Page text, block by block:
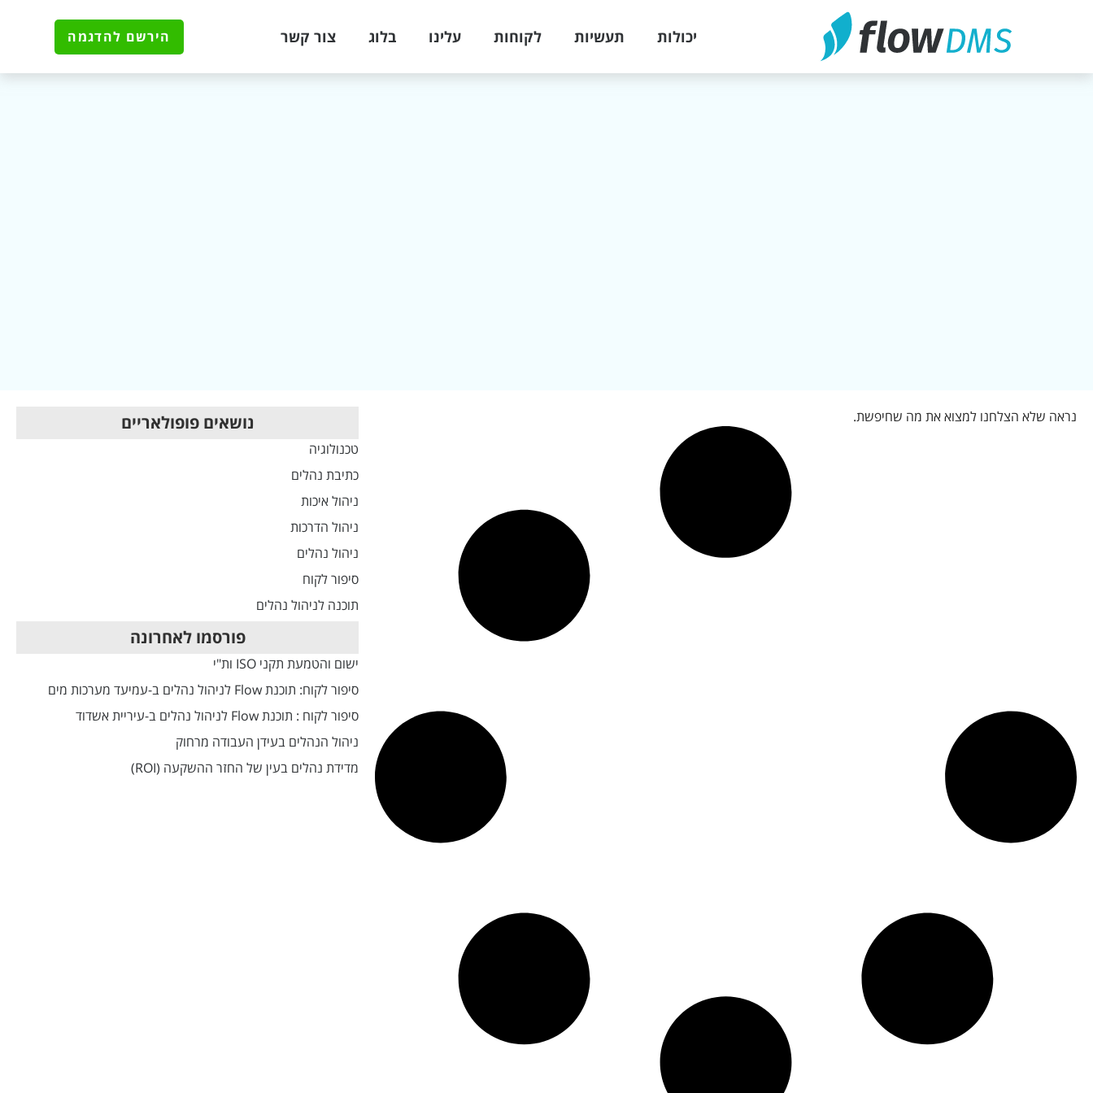
יכולות תעשיות לקוחות עלינו בלוג צור קשר הירשם להדגמה
נראה שלא הצלחנו למצוא את מה שחיפשת. נושאים פופולאריים
טכנולוגיה
כתיבת נהלים
ניהול איכות
ניהול הדרכות
ניהול נהלים
סיפור לקוח
תוכנה לניהול נהלים
פורסמו לאחרונה
ישום והטמעת תקני ISO ות"י
סיפור לקוח: תוכנת Flow לניהול נהלים ב-עמיעד מערכות מים
סיפור לקוח : תוכנת Flow לניהול נהלים ב-עיריית אשדוד
ניהול הנהלים בעידן העבודה מרחוק
מדידת נהלים בעין של החזר ההשקעה (ROI)